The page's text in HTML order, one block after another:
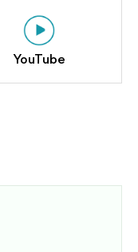
YouTube